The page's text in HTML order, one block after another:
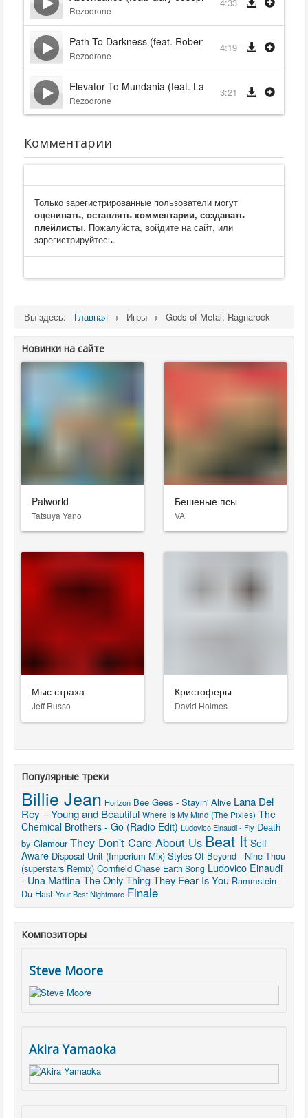
Rezodrone
Path To Darkness (feat. Robert Sarzo)
Rezodrone
4:19
Elevator To Mundania (feat. Lauren Urban)
Rezodrone
3:21
Комментарии
Только зарегистрированные пользователи могут
оценивать, оставлять комментарии, создавать
плейлисты. Пожалуйста, войдите на сайт, или
зарегистрируйтесь.
Вы здесь: Главная Игры Gods of Metal: Ragnarock
Новинки на сайте
Palworld
Tatsuya Yano
Бешеные псы
VA
Мыс страха
Jeff Russo
Кристоферы
David Holmes
Популярные треки
Billie Jean Horizon Bee Gees - Stayin' Alive Lana Del
Rey – Young and Beautiful Where Is My Mind (The Pixies) The
Chemical Brothers - Go (Radio Edit) Ludovico Einaudi - Fly Death
by Glamour They Don't Care About Us Beat It Self
Aware Disposal Unit (Imperium Mix) Styles Of Beyond - Nine Thou
(superstars Remix) Cornfield Chase Earth Song Ludovico Einaudi
- Una MattinaThe Only Thing They Fear Is You Rammstein -
Du Hast Your Best Nightmare Finale
Композиторы
Steve Moore
Akira Yamaoka